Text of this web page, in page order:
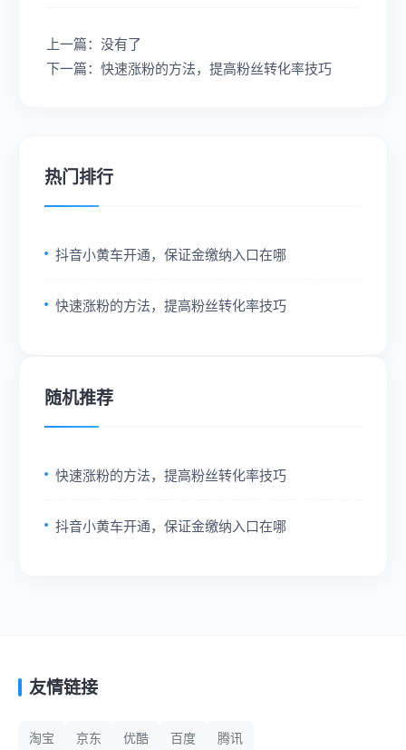
上一篇：没有了
下一篇：快速涨粉的方法，提高粉丝转化率技巧
热门排行
抖音小黄车开通，保证金缴纳入口在哪
快速涨粉的方法，提高粉丝转化率技巧
随机推荐
快速涨粉的方法，提高粉丝转化率技巧
抖音小黄车开通，保证金缴纳入口在哪
友情链接
淘宝 京东 优酷 百度 腾讯